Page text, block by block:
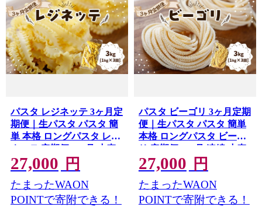
パスタ レジネッテ 3ヶ月定
期便｜生パスタ パスタ 簡
単 本格 ロングパスタ レジ
ネッテ 定期便 3ヶ月 小麦
美味しい おいしい 楽しい
おうちごはん 簡単ご飯 コ
ナリエ 群馬県 前橋市
27,000 円
たまったWAON
POINTで寄附できる！
パスタ ビーゴリ 3ヶ月定期
便｜生パスタ パスタ 簡単
本格 ロングパスタ ビーゴ
リ 定期便 3ヶ月 連続 小麦
美味しい おいしい 楽しい
おうちごはん 簡単ご飯 コ
ナリエ 群馬県 前橋市
27,000 円
たまったWAON
POINTで寄附できる！